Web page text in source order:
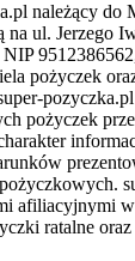
należący do
na ul. Jerzego
pożyczek
pożyczek
afiliacyjnymi
ratalne